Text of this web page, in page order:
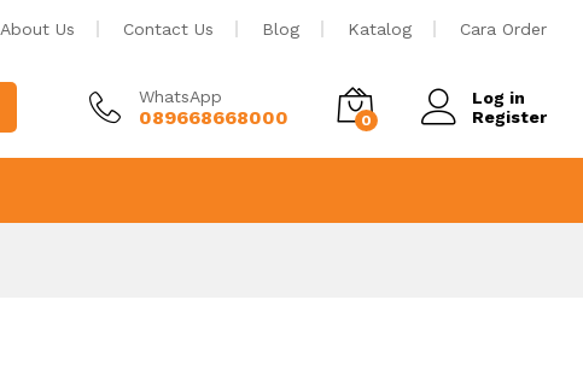
About Us Contact Us Blog Katalog Cara Order
WhatsApp
089668668000 0
Log in
Register